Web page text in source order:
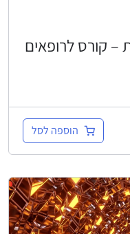
– קורס לרופאים
הוספה לסל